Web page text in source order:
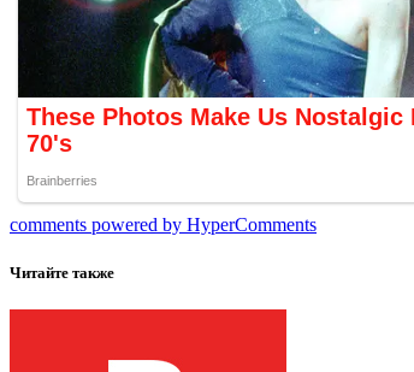
comments powered by HyperComments
Читайте также